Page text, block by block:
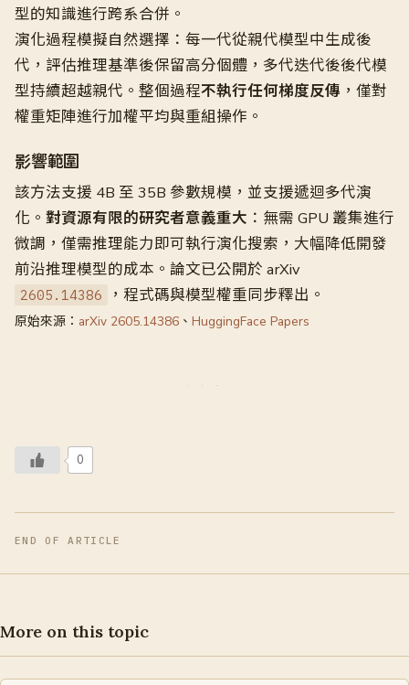
型的知識進行跨系合併。
演化過程模擬自然選擇：每一代從親代模型中生成後
代，評估推理基準後保留高分個體，多代迭代後後代模
型持續超越親代。整個過程不執行任何梯度反傳 ，僅對
權重矩陣進行加權平均與重組操作。
影響範圍
該方法支援 4B 至 35B 參數規模，並支援遞迴多代演
化。 對資源有限的研究者意義重大 ：無需 GPU 叢集進行
微調，僅需推理能力即可執行演化搜索，大幅降低開發
前沿推理模型的成本。論文已公開於 arXiv
2605.14386 ，程式碼與模型權重同步釋出。
原始來源： arXiv 2605.14386 、 HuggingFace Papers
0
END OF ARTICLE
More on this topic